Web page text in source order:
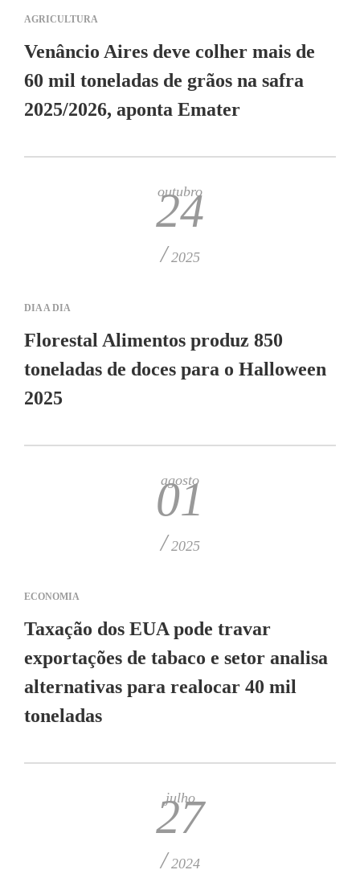
AGRICULTURA
Venâncio Aires deve colher mais de
60 mil toneladas de grãos na safra
2025/2026, aponta Emater
outubro
24
/ 2025
DIA A DIA
Florestal Alimentos produz 850
toneladas de doces para o Halloween
2025
agosto
01
/ 2025
ECONOMIA
Taxação dos EUA pode travar
exportações de tabaco e setor analisa
alternativas para realocar 40 mil
toneladas
julho
27
/ 2024